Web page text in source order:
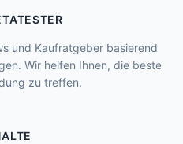
und Kaufratgeber basierend
Wir helfen Ihnen, die beste
zu treffen.